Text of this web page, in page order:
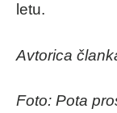
letu.
Avtorica
Foto: Pota